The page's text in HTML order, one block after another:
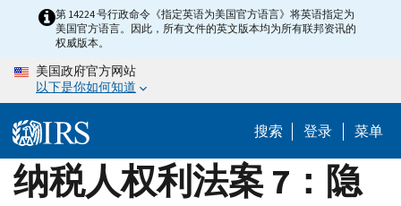
content
第 14224 号行政命令《指定英语为美国官方语言》将英语指定为
美国官方语言。因此，所有文件的英文版本均为所有联邦资讯的
权威版本。
美国政府官方网站
以下是你如何知道
搜索 登录 菜单
纳税人权利法案 7：隐